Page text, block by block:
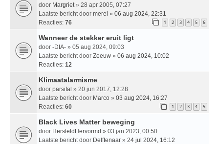
door Margriet » 28 apr 2005, 07:27
Laatste bericht door merel » 06 aug 2024, 22:31
Reacties: 76 1 2 3 4 5 6
Wanneer de stekker eruit ligt
door -DIA- » 05 aug 2024, 09:03
Laatste bericht door Zeeuw » 06 aug 2024, 10:02
Reacties: 12
Klimaatalarmisme
door parsifal » 20 jun 2017, 12:28
Laatste bericht door Marco » 03 aug 2024, 16:27
Reacties: 60 1 2 3 4 5
Black Lives Matter beweging
door HersteldHervormd » 03 jan 2023, 00:50
Laatste bericht door Delftenaar » 24 jul 2024, 16:12